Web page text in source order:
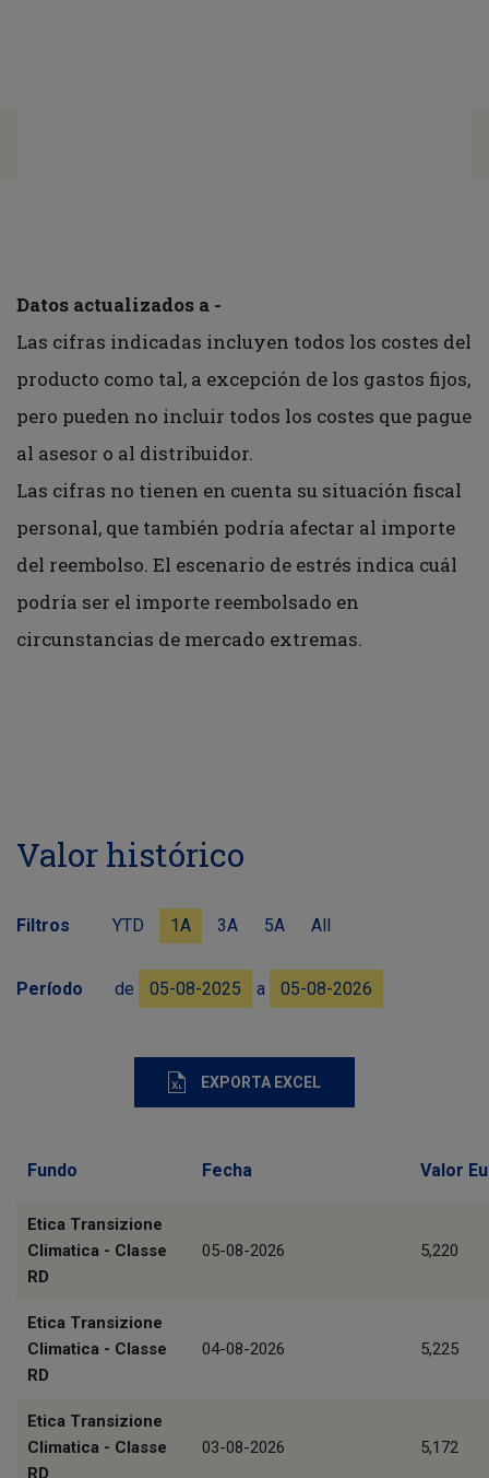
Datos actualizados a -
Las cifras indicadas incluyen todos los costes del
producto como tal, a excepción de los gastos fijos,
pero pueden no incluir todos los costes que pague
al asesor o al distribuidor.
Las cifras no tienen en cuenta su situación fiscal
personal, que también podría afectar al importe
del reembolso. El escenario de estrés indica cuál
podría ser el importe reembolsado en
circunstancias de mercado extremas.
Valor histórico
Filtros YTD 1A 3A 5A All
Período de 05-08-2025 a 05-08-2026
EXPORTA EXCEL
Fundo Fecha Valor
Etica Transizione
Climatica - Classe
RD
05-08-2026 5,220
Etica Transizione
Climatica - Classe
RD
04-08-2026 5,225
Etica Transizione
Climatica - Classe
RD
03-08-2026 5,172